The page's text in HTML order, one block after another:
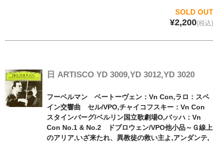
SOLD OUT
¥2,200(税込)
日 ARTISCO YD 3009,YD 3012,YD 3020
フーベルマン ベートーヴェン：Vn Con,ラロ：スペ
イン交響曲 セル/VPO,チャイコフスキー：Vn Con
スタインバーグ/ベルリン国立歌劇場O,バッハ：Vn
Con No.1 & No.2 ドブロウェン/VPO他小品～Ｇ線上
のアリア,いざ来たれ、異教徒の救い主よ,アンダンテ,